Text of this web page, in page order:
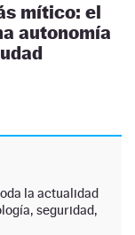
mítico: el
autonomía
la actualidad
seguridad,